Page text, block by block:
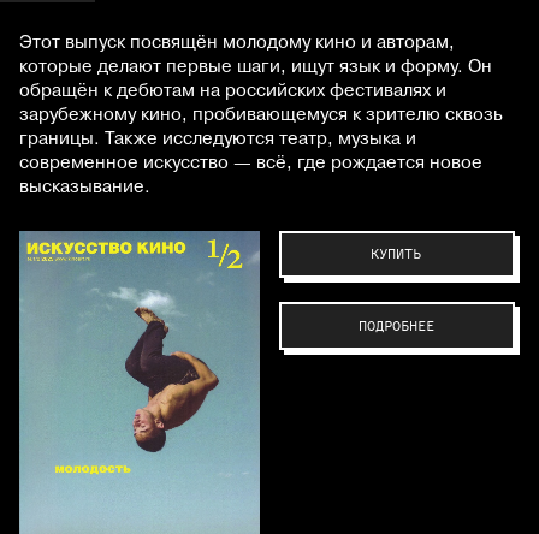
Этот выпуск посвящён молодому кино и авторам,
которые делают первые шаги, ищут язык и форму. Он
обращён к дебютам на российских фестивалях и
зарубежному кино, пробивающемуся к зрителю сквозь
границы. Также исследуются театр, музыка и
современное искусство — всё, где рождается новое
высказывание.
КУПИТЬ
ПОДРОБНЕЕ